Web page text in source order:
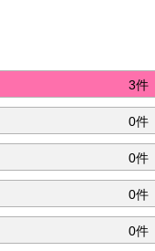
3件
0件
0件
0件
0件